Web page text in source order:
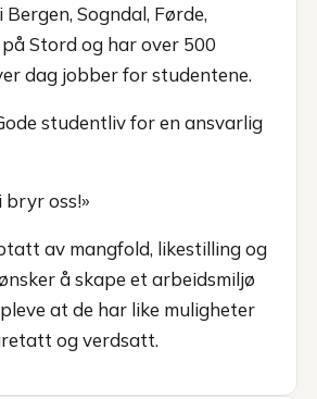
Sogndal, Førde,
Stord og har over 500
dag jobber for studentene.
studentliv for en ansvarlig
bryr oss!»
av mangfold, likestilling og
å skape et arbeidsmiljø
at de har like muligheter
og verdsatt.